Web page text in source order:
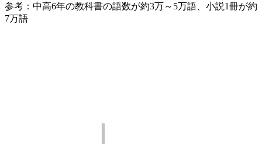
参考：中高6年の教科書の語数が約3万～5万語、小説1冊が約
7万語